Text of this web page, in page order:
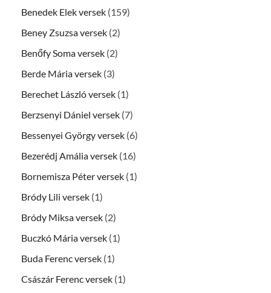
Benedek Elek versek (159)
Beney Zsuzsa versek (2)
Benőfy Soma versek (2)
Berde Mária versek (3)
Berechet László versek (1)
Berzsenyi Dániel versek (7)
Bessenyei György versek (6)
Bezerédj Amália versek (16)
Bornemisza Péter versek (1)
Bródy Lili versek (1)
Bródy Miksa versek (2)
Buczkó Mária versek (1)
Buda Ferenc versek (1)
Császár Ferenc versek (1)